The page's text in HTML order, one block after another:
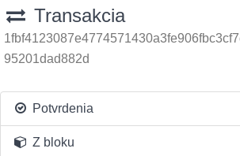
Transakcia
95201dad882d
Potvrdenia
Z bloku